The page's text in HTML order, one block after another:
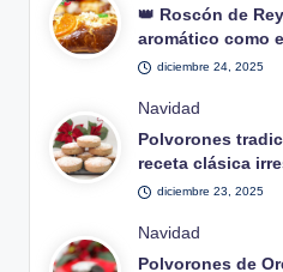
en
👑 Roscón de
aromático como
diciembre 24, 2025
Publicado
en
Navidad
Polvorones
receta clásica
diciembre 23, 2025
Publicado
en
Navidad
Polvorones de